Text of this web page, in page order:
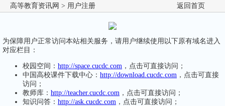
高等教育资讯网 > 用户注册 返回首页
为保障用户正常访问本站相关服务，请用户继续使用以下原有域名进入
对应栏目：
校园空间： http://space.cucdc.com ，点击可直接访问；
中国高校课件下载中心： http://download.cucdc.com ，点击可直接
访问；
教师库： http://teacher.cucdc.com ，点击可直接访问；
知识问答： http://ask.cucdc.com ，点击可直接访问；